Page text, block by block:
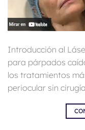
Introducción al
para párpados
los tratamientos
periocular sin